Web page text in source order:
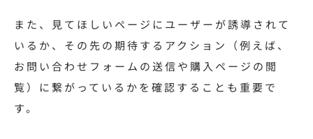
また、見てほしいページにユーザーが誘導されて
いるか、その先の期待するアクション（例えば、
お問い合わせフォームの送信や購入ページの閲
覧）に繋がっているかを確認することも重要で
す。